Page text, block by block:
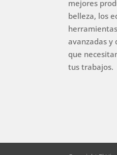
mejores
belleza, los
avanzadas y
que
tus trabajos.